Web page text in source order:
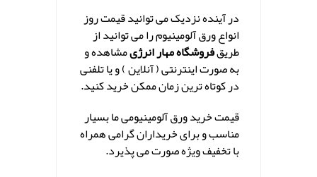
در آینده نزدیک می توانید قیمت روز
انواع ورق آلومینیوم را می توانید از
طریقفروشگاه مهار انرژیمشاهده و
به صورت اینترنتی ( آنلاین ) و یا تلفنی
در کوتاه ترین زمان ممکن خرید کنید.
قیمت خرید ورق آلومینیومی ما بسیار
مناسب و برای خریداران گرامی همراه
با تخفیف ویژه صورت می پذیرد.